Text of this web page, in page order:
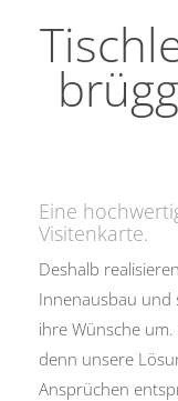
Eine
Visitenkarte.
Deshalb
Innenausbau und
ihre Wünsche
denn unsere
Ansprüchen